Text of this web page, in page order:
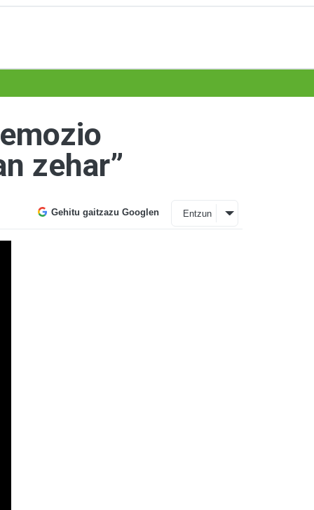
zehar”
Gehitu gaitzazu Googlen Entzun